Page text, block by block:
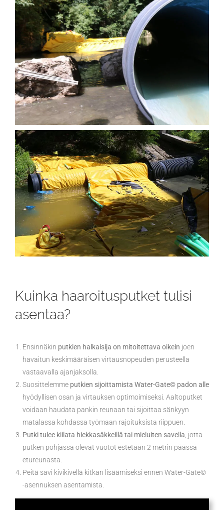
Kuinka haaroitusputket tulisi
asentaa?
Ensinnäkin putkien halkaisija on mitoitettava oikein joen
havaitun keskimääräisen virtausnopeuden perusteella
vastaavalla ajanjaksolla.
Suosittelemme putkien sijoittamista Water-Gate© padon alle
hyödyllisen osan ja virtauksen optimoimiseksi. Aaltoputket
voidaan haudata pankin reunaan tai sijoittaa sänkyyn
matalassa kohdassa työmaan rajoituksista riippuen.
Putki tulee kiilata hiekkasäkkeillä tai mieluiten savella, jotta
putken pohjassa olevat vuotot estetään 2 metrin päässä
etureunasta.
Peitä savi kivikivellä kitkan lisäämiseksi ennen Water-Gate©
-asennuksen asentamista.